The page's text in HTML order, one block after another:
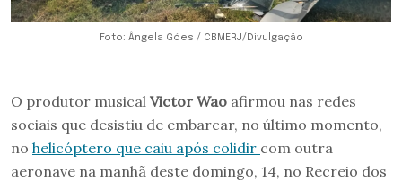
Foto: Ângela Góes / CBMERJ/Divulgação
O produtor musical Victor Wao afirmou nas redes
sociais que desistiu de embarcar, no último momento,
no helicóptero que caiu após colidir com outra
aeronave na manhã deste domingo, 14, no Recreio dos